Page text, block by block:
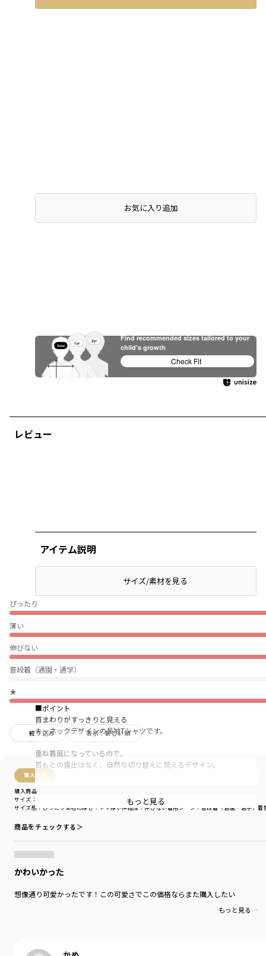
レビュー
ぴったり
薄い
伸びない
普段着（通園・通学）
★
絞り込み 表示：新しい順
購入商品
購入商品
サイズ感 ：ぴったり 生地の厚さ ：やや厚い伸縮性 ：伸びない着用シーン ：普段着（通園・通学）着
サイズ：90cm
商品をチェックする＞
かわいかった
想像通り可愛かったです！この可愛さでこの価格ならまた購入したい
もっと見る…
お気に入り追加
アイテム説明
サイズ/素材を見る
■ポイント
首まわりがすっきりと見える
キーネックデザインの長袖Tシャツです。
重ね着風になっているので、
首もとの露出はなく、自然な切り替えに見えるデザイン。
胸元のワンポイント刺繍がポイントになるアイテムです。
着回しがきくので、通園通学にも〇
きれい目スタイリングとしてお出かけ用にも重宝します。
本体部分「綿100％」使用。
生地を使用しています。
もっと見る
Find recommended sizes tailored to your
child's growth
Check Fit